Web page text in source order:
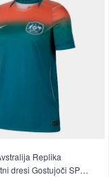
Replika
dresi Gostujoči SP